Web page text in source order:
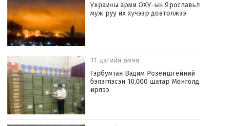
Украины арми ОХУ-ын Ярославьл
муж руу их хүчээр довтолжээ
11 цагийн өмнө
Тэрбумтан Вадим Розенштейний
бэлэглэсэн 10,000 шатар Монголд
ирлээ